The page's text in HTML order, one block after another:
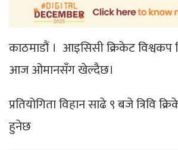
काठमाडौं । आइसिसी क्रिकेट
आज ओमानसँग खेल्दैछ।
प्रतियोगिता विहान साढे ९ बजे त्रिवि
हुनेछ